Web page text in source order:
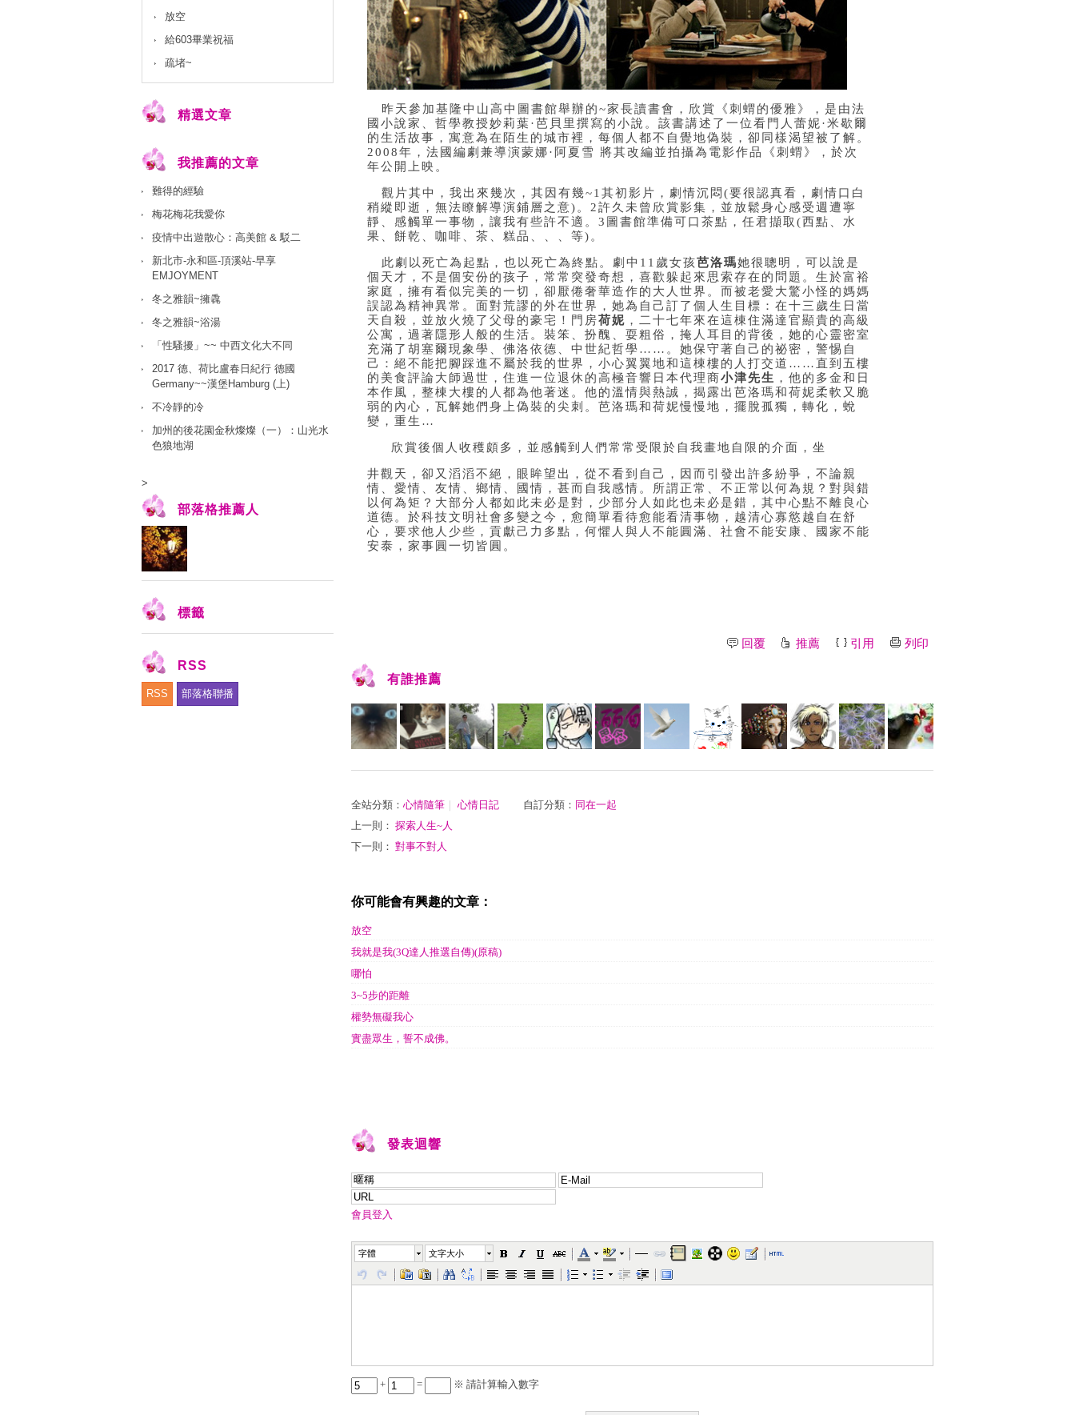
昨天參加基隆中山高中圖書館舉辦的~家長讀書會，欣賞《刺蝟的優雅》，是由法
國小說家、哲學教授妙莉葉·芭貝里撰寫的小說。該書講述了一位看門人蕾妮·米歇爾
的生活故事，寓意為在陌生的城市裡，每個人都不自覺地偽裝，卻同樣渴望被了解。
2008年，法國編劇兼導演蒙娜· 阿夏雪 將其改編並拍攝為電影作品《刺蝟》，於次
年公開上映。
觀片其中，我出來幾次，其因有幾~1 其初影片，劇情沉悶 (要很認真看，劇情口白
稍縱即逝，無法瞭解導演鋪層之意) 。 2許久未曾欣賞影集，並放鬆身心感受週遭寧
靜、感觸單一事物，讓我有些許不適。 3 圖書館準備可口茶點，任君擷取 (西點、水
果、餅乾、咖啡、茶、糕品、、、等) 。
此劇以死亡為起點，也以死亡為終點。劇中 11 歲女孩芭洛瑪她很聰明，可以說是
個天才，不是個安份的孩子，常常突發奇想，喜歡躲起來思索存在的問題。生於富裕
家庭，擁有看似完美的一切，卻厭倦奢華造作的大人世界。而被老愛大驚小怪的媽媽
誤認為精神異常。面對荒謬的外在世界，她為自己訂了個人生目標：在十三歲生日當
天自殺，並放火燒了父母的豪宅！門房荷妮 ，二十七年來在這棟住滿達官顯貴的高級
公寓，過著隱形人般的生活。裝笨、扮醜、耍粗俗，掩人耳目的背後，她的心靈密室
充滿了胡塞爾現象學、佛洛依德、中世紀哲學……。她保守著自己的祕密，警惕自
己：絕不能把腳踩進不屬於我的世界，小心翼翼地和這棟樓的人打交道……直到五樓
的美食評論大師過世，住進一位退休的高極音響日本代理商小津先生 ，他的多金和日
本作風，整棟大樓的人都為他著迷。他的溫情與熱誠，揭露出芭洛瑪和荷妮柔軟又脆
弱的內心，瓦解她們身上偽裝的尖刺。芭洛瑪和荷妮慢慢地，擺脫孤獨，轉化，蛻
變，重生…
欣賞後個人收穫頗多，並感觸到人們常常受限於自我畫地自限的介面，坐
井觀天，卻又滔滔不絕，眼眸望出，從不看到自己，因而引發出許多紛爭，不論親
情、愛情、友情、鄉情、國情，甚而自我感情。所謂正常、不正常以何為規？對與錯
以何為矩？大部分人都如此未必是對，少部分人如此也未必是錯，其中心點不離良心
道德。於科技文明社會多變之今，愈簡單看待愈能看清事物，越清心寡慾越自在舒
心，要求他人少些，貢獻己力多點，何懼人與人不能圓滿、社會不能安康、國家不能
安泰，家事圓一切皆圓。
回覆 推薦 引用 列印
有誰推薦
全站分類： 心情隨筆 心情日記 自訂分類： 同在一起
上一則： 探索人生~人
下一則： 對事不對人
你可能會有興趣的文章：
放空
我就是我(3Q達人推選自傳)(原稿)
哪怕
3~5步的距離
權勢無礙我心
實盡眾生，誓不成佛。
發表迴響
會員登入
字體 文字大小
+ = ※ 請計算輸入數字
放空
給603畢業祝福
疏堵~
精選文章
我推薦的文章
難得的經驗
梅花梅花我愛你
疫情中出遊散心：高美館 & 駁二
新北市-永和區-頂溪站-早享
EMJOYMENT
冬之雅韻~擁毳
冬之雅韻~浴湯
「性騷擾」~~ 中西文化大不同
2017 德、荷比盧春日紀行 德國
Germany~~漢堡Hamburg (上)
不冷靜的冷
加州的後花園金秋燦燦（一）：山光水
色狼地湖
>
部落格推薦人
標籤
RSS
RSS 部落格聯播